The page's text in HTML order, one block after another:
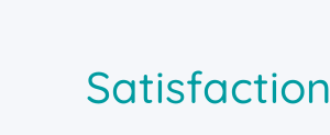
Satisfaction